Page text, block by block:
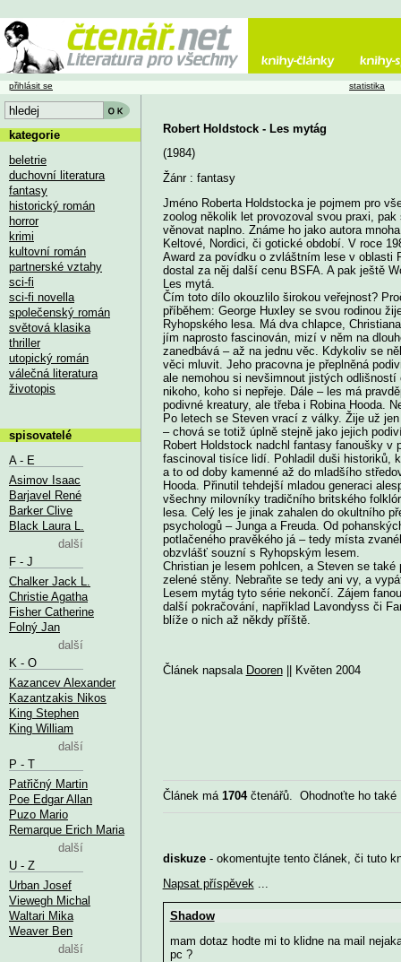
Robert Holdstock - Les mytág
(1984)
Žánr : fantasy
Jméno Roberta Holdstocka je pojmem pro
zoolog několik let provozoval svou praxi,
věnovat naplno. Známe ho jako autora
Keltové, Nordici, či gotické období. V roce
Award za povídku o zvláštním lese v oblasti
dostal za něj další cenu BSFA. A pak ještě
Les mytá.
Čím toto dílo okouzlilo širokou veřejnost?
příběhem: George Huxley se svou rodinou
Ryhopského lesa. Má dva chlapce,
jím naprosto fascinován, mizí v něm na
zanedbává – až na jednu věc. Kdykoliv se
věci mluvit. Jeho pracovna je přeplněná
ale nemohou si nevšimnout jistých
nikoho, koho si nepřeje. Dále – les má
podivné kreatury, ale třeba i Robina Hooda.
Po letech se Steven vrací z války. Žije už
– chová se totiž úplně stejně jako jejich
Robert Holdstock nadchl fantasy fanoušky
fascinoval tisíce lidí. Pohladil duši historiků,
a to od doby kamenné až do mladšího
Hooda. Přinutil tehdejší mladou generaci
všechny milovníky tradičního britského
lesa. Celý les je jinak zahalen do okultního
psychologů – Junga a Freuda. Od
potlačeného pravěkého já – tedy místa
obzvlášť souzní s Ryhopským lesem.
Christian je lesem pohlcen, a Steven se
zelené stěny. Nebraňte se tedy ani vy, a
Lesem mytág tyto série nekončí. Zájem
další pokračování, například Lavondyss či
blíže o nich až někdy příště.
Článek napsala Dooren|| Květen 2004
Článek má 1704čtenářů. Ohodnoťte ho
diskuze- okomentujte tento článek, či tuto
Napsat příspěvek...
Shadow
mam dotaz hodte mi to klidne na mail
pc ?
přihlásit se statistika
kategorie
beletrie
duchovní literatura
fantasy
historický román
horror
krimi
kultovní román
partnerské vztahy
sci-fi
sci-fi novella
společenský román
světová klasika
thriller
utopický román
válečná literatura
životopis
spisovatelé
A - E
Asimov Isaac
Barjavel René
Barker Clive
Black Laura L.
další
F - J
Chalker Jack L.
Christie Agatha
Fisher Catherine
Folný Jan
další
K - O
Kazancev Alexander
Kazantzakis Nikos
King Stephen
King William
další
P - T
Patřičný Martin
Poe Edgar Allan
Puzo Mario
Remarque Erich Maria
další
U - Z
Urban Josef
Viewegh Michal
Waltari Mika
Weaver Ben
další